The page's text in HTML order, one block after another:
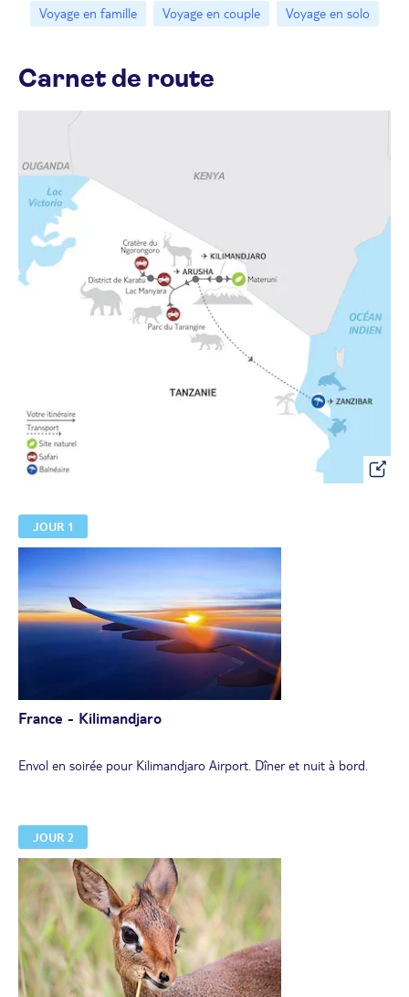
Voyage en famille
Voyage en couple Voyage en solo
Carnet de route
JOUR 1
France - Kilimandjaro
Envol en soirée pour Kilimandjaro Airport. Dîner et nuit à bord.
JOUR 2